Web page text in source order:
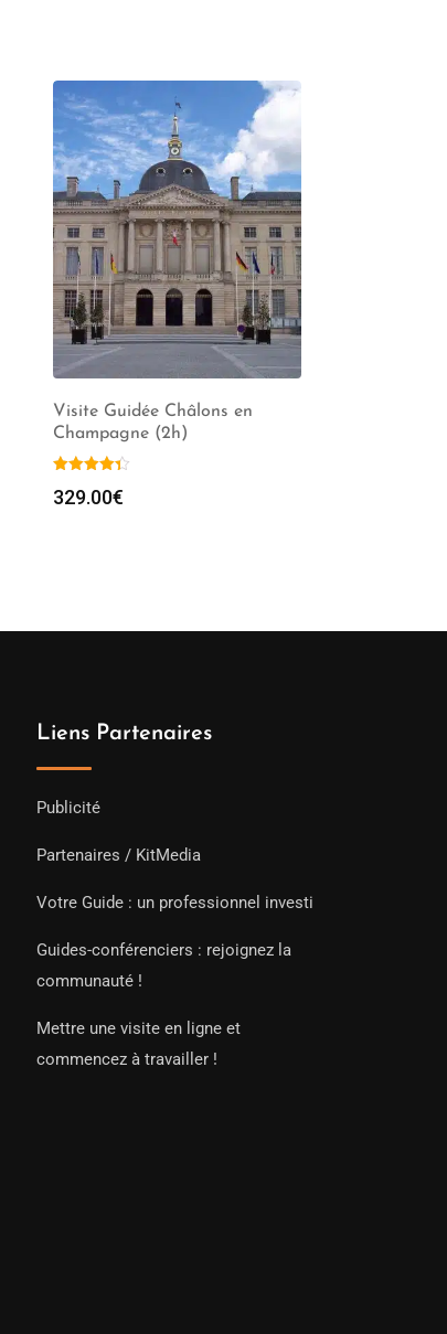
Visite Guidée Châlons en
Champagne (2h)
329.00€
Liens Partenaires
Publicité
Partenaires / KitMedia
Votre Guide : un professionnel investi
Guides-conférenciers : rejoignez la
communauté !
Mettre une visite en ligne et
commencez à travailler !